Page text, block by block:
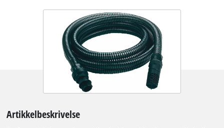
Artikkelbeskrivelse